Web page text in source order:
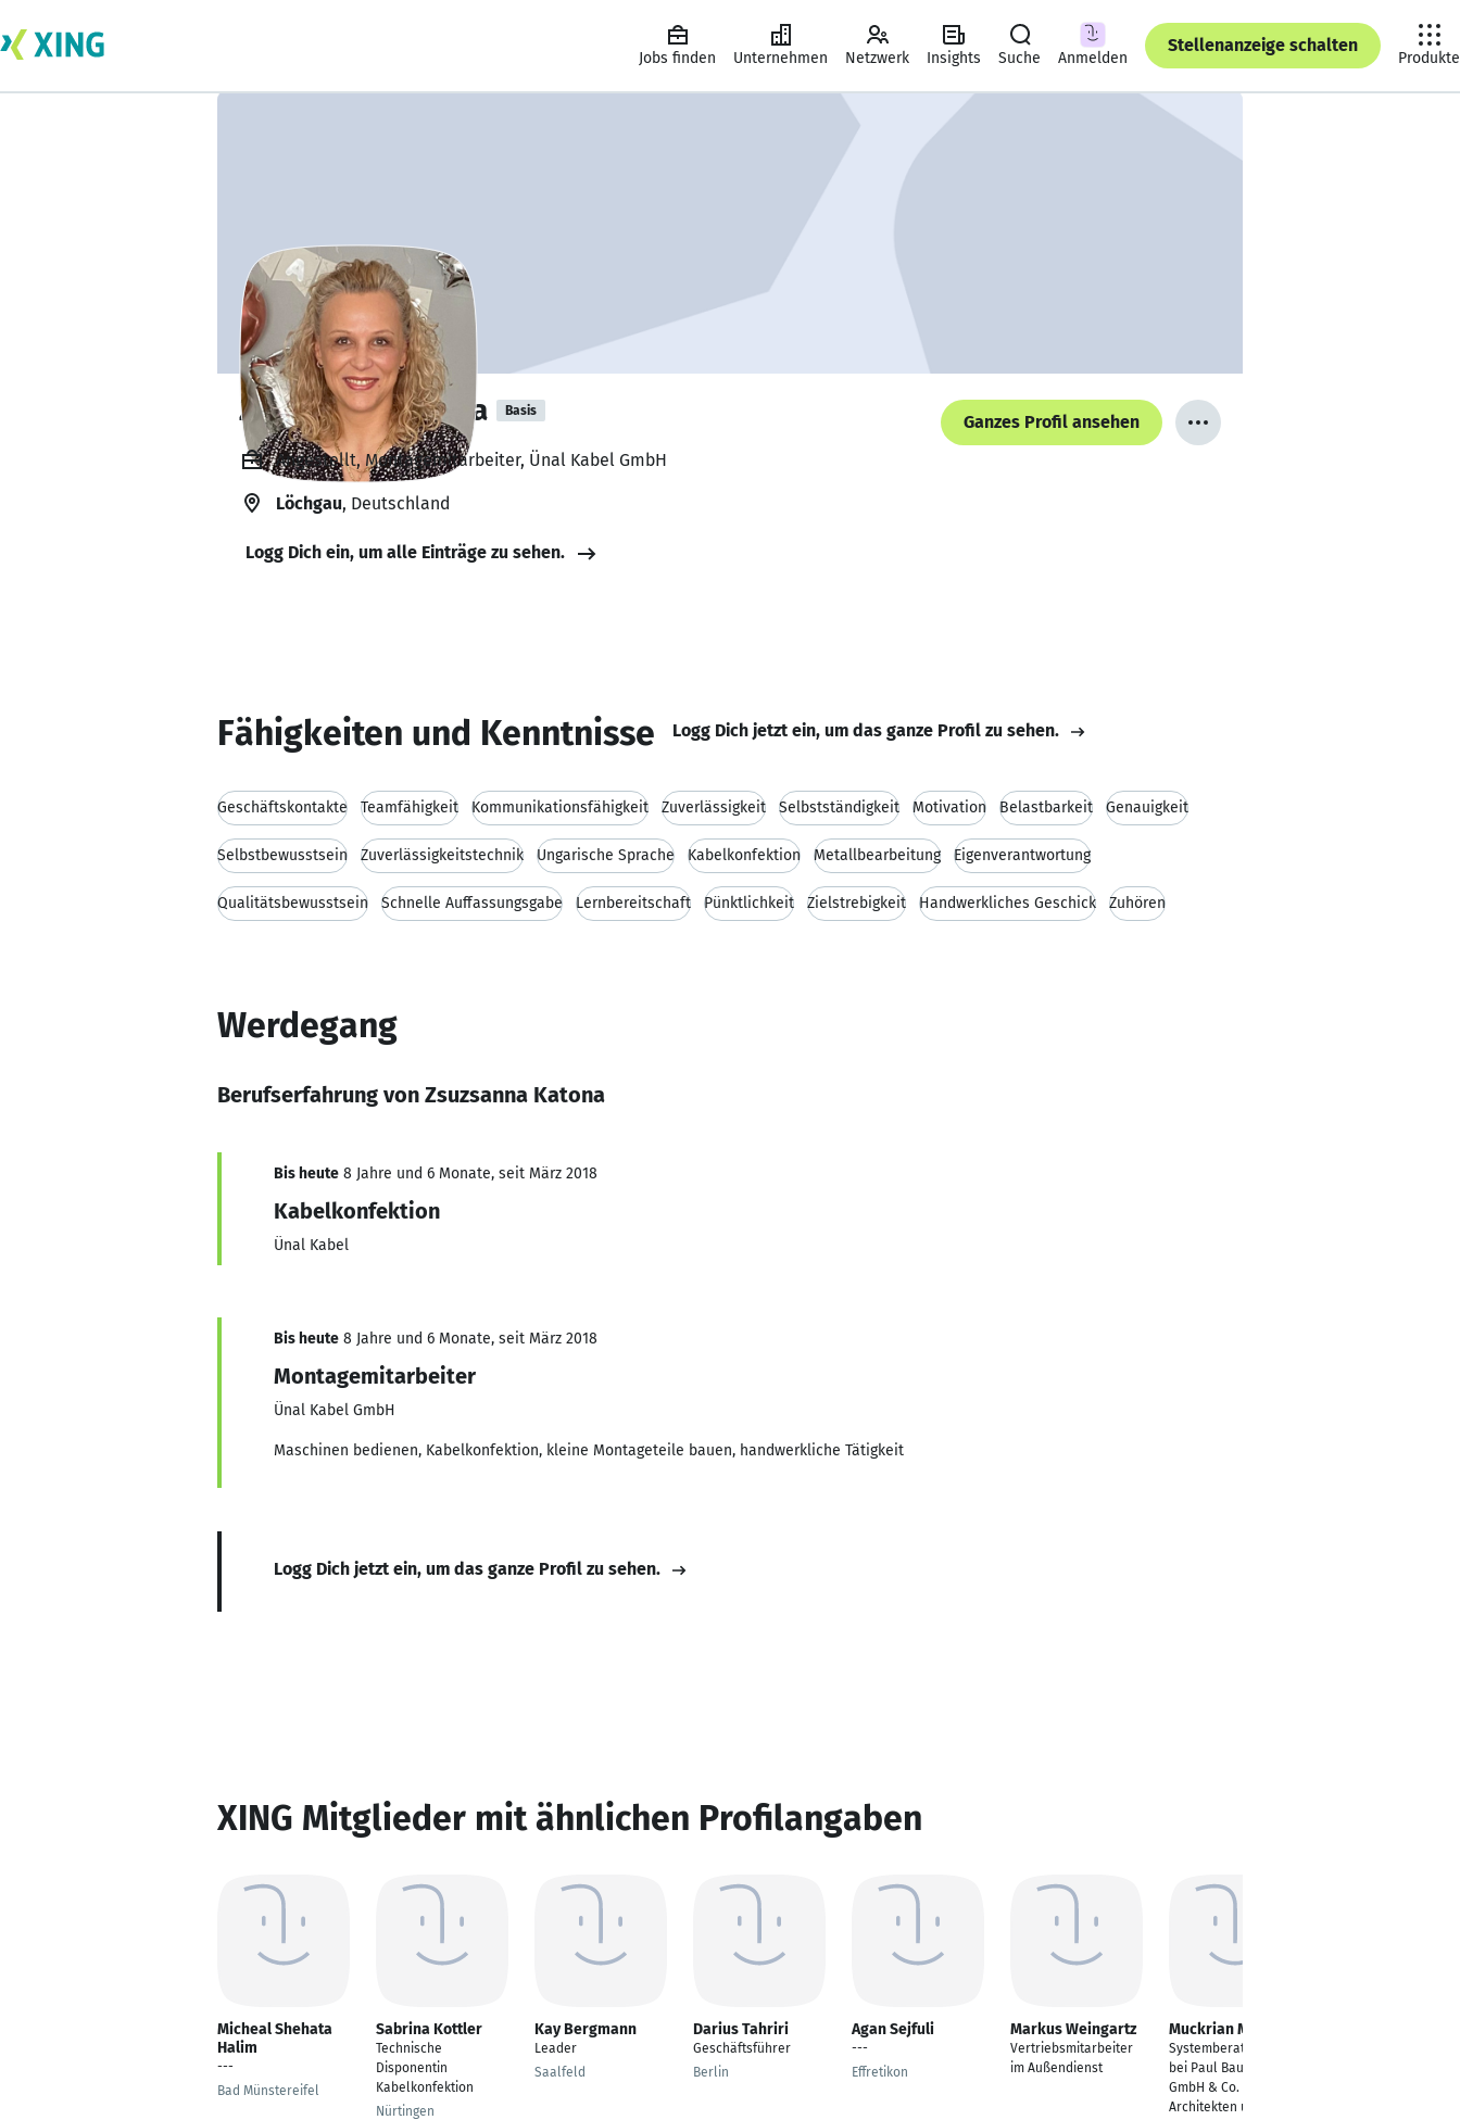
Jobs finden Unternehmen Netzwerk Insights Suche Anmelden
Stellenanzeige schalten
Produkte
Zsuzsanna Katona Basis
Ganzes Profil ansehen
Angestellt, Montagemitarbeiter, Ünal Kabel GmbH
Löchgau, Deutschland
Logg Dich ein, um alle Einträge zu sehen.
Fähigkeiten und Kenntnisse Logg Dich jetzt ein, um das ganze Profil zu sehen.
Geschäftskontakte Teamfähigkeit Kommunikationsfähigkeit Zuverlässigkeit Selbstständigkeit Motivation Belastbarkeit Genauigkeit
Selbstbewusstsein Zuverlässigkeitstechnik Ungarische Sprache Kabelkonfektion Metallbearbeitung Eigenverantwortung
Qualitätsbewusstsein Schnelle Auffassungsgabe Lernbereitschaft Pünktlichkeit Zielstrebigkeit Handwerkliches Geschick Zuhören
Werdegang
Berufserfahrung von Zsuzsanna Katona
Bis heute 8 Jahre und 6 Monate, seit März 2018
Kabelkonfektion
Ünal Kabel
Bis heute 8 Jahre und 6 Monate, seit März 2018
Montagemitarbeiter
Ünal Kabel GmbH
Maschinen bedienen, Kabelkonfektion, kleine Montageteile bauen, handwerkliche Tätigkeit
Logg Dich jetzt ein, um das ganze Profil zu sehen.
XING Mitglieder mit ähnlichen Profilangaben
Micheal Shehata
Halim
---
Bad Münstereifel
Sabrina Kottler
Technische
Disponentin
Kabelkonfektion
Nürtingen
Kay Bergmann
Leader
Saalfeld
Darius Tahriri
Geschäftsführer
Berlin
Agan Sejfuli
---
Effretikon
Markus Weingartz
Vertriebsmitarbeiter
im Außendienst
Muckrian Maroof
Systemberater Dach
bei Paul Bauder
GmbH & Co. KG f.
Architekten u. Planer